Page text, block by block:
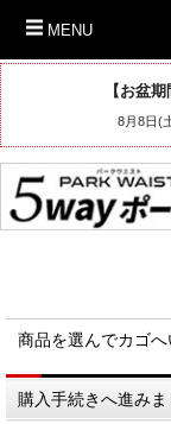
MENU
【お盆
8月8日(
商品を選んでカゴへ
購入手続きへ進みま